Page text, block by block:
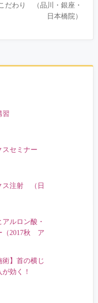
だわり （品川・銀座・
日本橋院）
習
スセミナー
ス注射 （日
ルロン酸・
（2017秋 ア
術】首の横じ
効く！